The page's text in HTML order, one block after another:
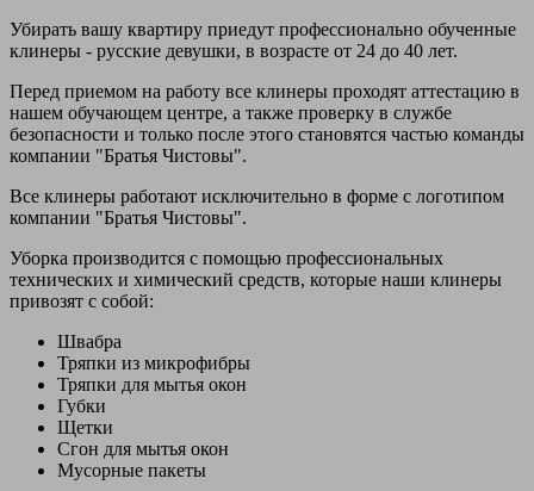
Убирать вашу квартиру приедут профессионально обученные
клинеры - русские девушки, в возрасте от 24 до 40 лет.
Перед приемом на работу все клинеры проходят аттестацию в
нашем обучающем центре, а также проверку в службе
безопасности и только после этого становятся частью команды
компании "Братья Чистовы".
Все клинеры работают исключительно в форме с логотипом
компании "Братья Чистовы".
Уборка производится с помощью профессиональных
технических и химический средств, которые наши клинеры
привозят с собой:
Швабра
Тряпки из микрофибры
Тряпки для мытья окон
Губки
Щетки
Сгон для мытья окон
Мусорные пакеты